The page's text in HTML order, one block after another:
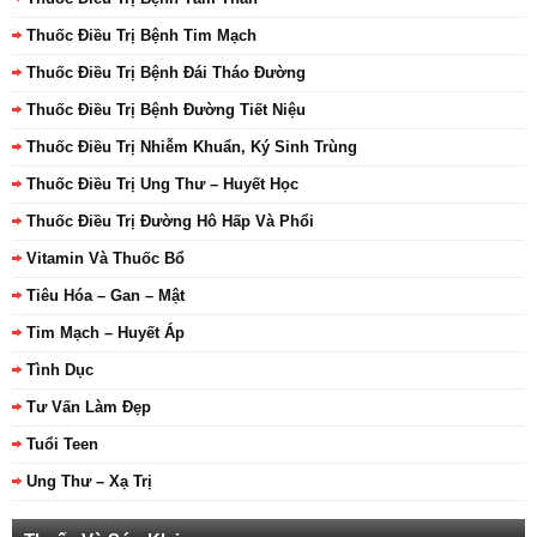
Thuốc Điều Trị Bệnh Tim Mạch
Thuốc Điều Trị Bệnh Đái Tháo Đường
Thuốc Điều Trị Bệnh Đường Tiết Niệu
Thuốc Điều Trị Nhiễm Khuẩn, Ký Sinh Trùng
Thuốc Điều Trị Ung Thư – Huyết Học
Thuốc Điều Trị Đường Hô Hấp Và Phổi
Vitamin Và Thuốc Bổ
Tiêu Hóa – Gan – Mật
Tim Mạch – Huyết Áp
Tình Dục
Tư Vấn Làm Đẹp
Tuổi Teen
Ung Thư – Xạ Trị